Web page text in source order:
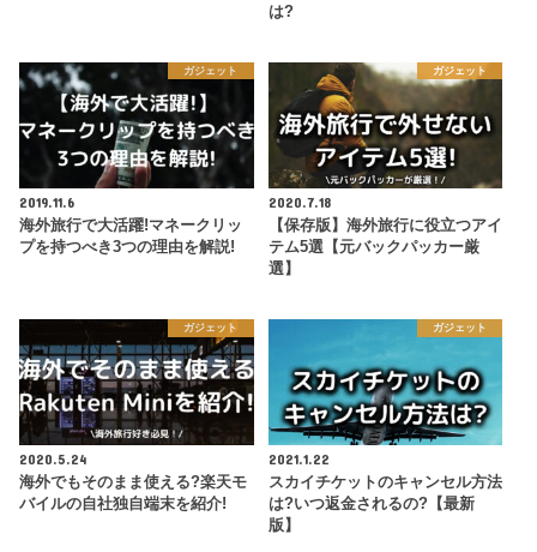
は?
ガジェット
2019.11.6
海外旅行で大活躍!マネークリッ
プを持つべき3つの理由を解説!
ガジェット
2020.7.18
【保存版】海外旅行に役立つアイ
テム5選【元バックパッカー厳
選】
ガジェット
2020.5.24
海外でもそのまま使える?楽天モ
バイルの自社独自端末を紹介!
ガジェット
2021.1.22
スカイチケットのキャンセル方法
は?いつ返金されるの?【最新
版】